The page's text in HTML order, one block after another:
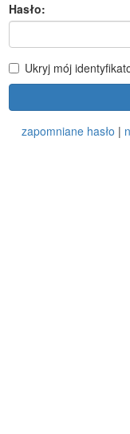
Hasło:
Ukryj mój
zapomniane hasło |